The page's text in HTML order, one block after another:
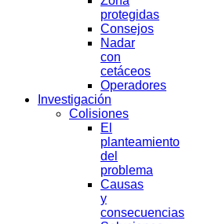
protegidas
Consejos
Nadar
con
cetáceos
Operadores
Investigación
Colisiones
El
planteamiento
del
problema
Causas
y
consecuencias